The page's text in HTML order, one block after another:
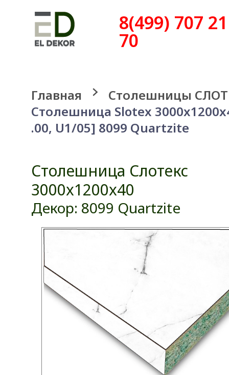
8(499) 707 21
70
Главная
Столешницы
Столешница Slotex
.00, U1/05] 8099 Quartzite
Столешница Слотекс
3000x1200x40
Декор: 8099 Quartzite